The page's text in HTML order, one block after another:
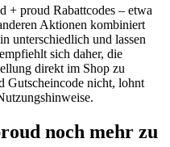
+ proud Rabattcodes – etwa
Aktionen kombiniert
unterschiedlich und lassen
sich daher, die
direkt im Shop zu
Gutscheincode nicht, lohnt
noch mehr zu